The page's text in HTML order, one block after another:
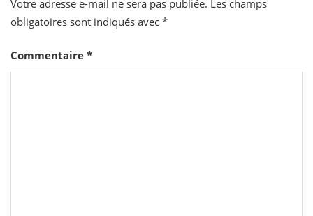
Votre adresse e-mail ne sera pas publiée. Les champs
obligatoires sont indiqués avec *
Commentaire *